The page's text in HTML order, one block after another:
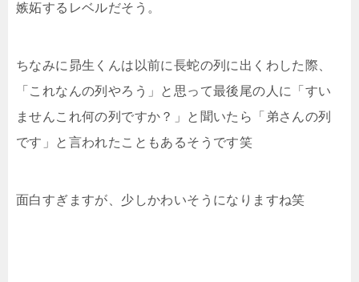
嫉妬するレベルだそう。
ちなみに昴生くんは以前に長蛇の列に出くわした際、
「これなんの列やろう」と思って最後尾の人に「すい
ませんこれ何の列ですか？」と聞いたら「弟さんの列
です」と言われたこともあるそうです笑
面白すぎますが、少しかわいそうになりますね笑